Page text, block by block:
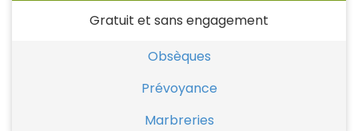
Gratuit et sans engagement
Obsèques
Prévoyance
Marbreries